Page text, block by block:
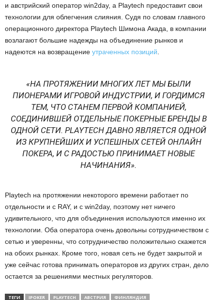
и австрийский оператор win2day, а Playtech предоставит свои
технологии для облегчения слияния. Судя по словам главного
операционного директора Playtech Шимона Акада, в компании
возлагают большие надежды на объединение рынков и
надеются на возвращение утраченных позиций
«НА ПРОТЯЖЕНИИ МНОГИХ ЛЕТ МЫ БЫЛИ
ПИОНЕРАМИ ИГРОВОЙ ИНДУСТРИИ, И ГОРДИМСЯ
ТЕМ, ЧТО СТАНЕМ ПЕРВОЙ КОМПАНИЕЙ,
СОЕДИНИВШЕЙ ОТДЕЛЬНЫЕ ПОКЕРНЫЕ БРЕНДЫ В
ОДНОЙ СЕТИ. PLAYTECH ДАВНО ЯВЛЯЕТСЯ ОДНОЙ
ИЗ КРУПНЕЙШИХ И УСПЕШНЫХ СЕТЕЙ ОНЛАЙН
ПОКЕРА, И С РАДОСТЬЮ ПРИНИМАЕТ НОВЫЕ
НАЧИНАНИЯ».
Playtech на протяжении некоторого времени работает по
отдельности и с RAY, и с win2day, поэтому нет ничего
удивительного, что для объединения используются именно их
технологии. Оба оператора очень довольны сотрудничеством с
сетью и уверенны, что сотрудничество положительно скажется
на обоих рынках. Кроме того, новая сеть не будет закрытой и
уже сейчас готова принимать операторов из других стран, дело
остается за решениями местных регуляторов.
ТЕГИ IPOKER PLAYTECH АВСТРИЯ ФИНЛЯНДИЯ